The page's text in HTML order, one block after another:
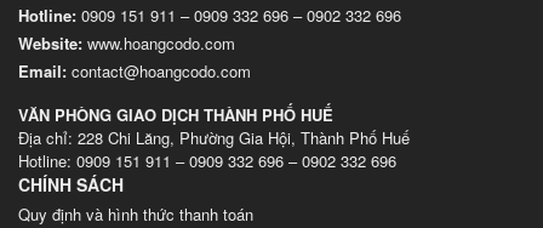
Hotline: 0909 151 911 –0909 332 696 –0902 332 696
Website: www.hoangcodo.com
Email: contact@hoangcodo.com
VĂN PHÒNG GIAO DỊCH THÀNH PHỐ HUẾ
Địa chỉ: 228 Chi Lăng, Phường Gia Hội, Thành Phố Huế
Hotline: 0909 151 911 – 0909 332 696 – 0902 332 696
CHÍNH SÁCH
Quy định và hình thức thanh toán